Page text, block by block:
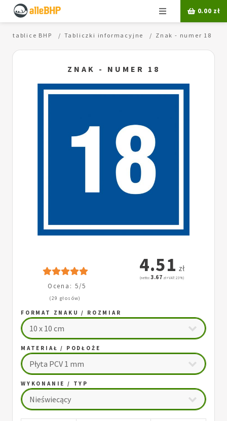
Menu 0.00 zł
i tablice BHP Tabliczki informacyjne Znak - numer 18
ZNAK - NUMER 18
Ocena: 5/5
(29 głosów)
4.51 zł
(netto:3.67 zł + VAT: 23%)
FORMAT ZNAKU / ROZMIAR
MATERIAŁ / PODŁOŻE
WYKONANIE / TYP